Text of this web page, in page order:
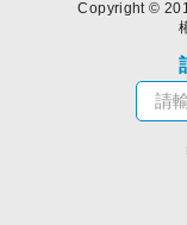
Copyright ©